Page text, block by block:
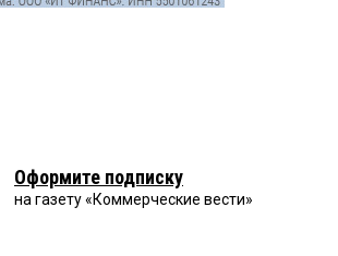
Оформите подписку
на газету «Коммерческие вести»